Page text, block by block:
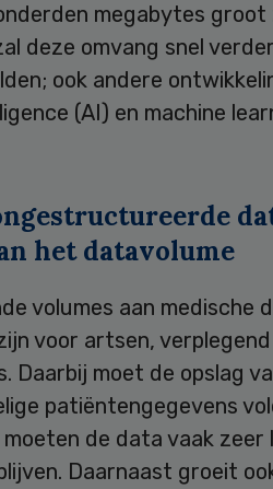
megabytes groot
deze omvang snel
ook andere
(AI) en machine
het datavolume
volumes aan medische
voor artsen,
Daarbij moet de opslag
patiëntengegevens
moeten de data vaak
Daarnaast groeit